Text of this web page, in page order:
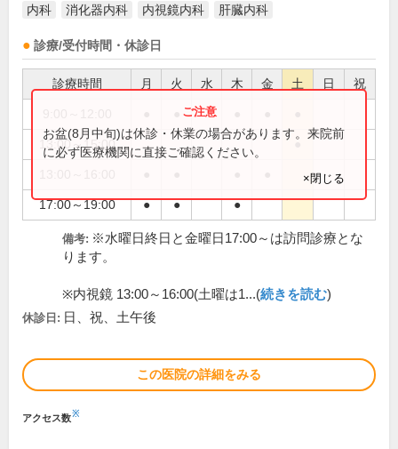
内科 消化器内科 内視鏡内科 肝臓内科
診療/受付時間・休診日
診療時間 月 火 水 木 金 土 日 祝
13:00～15:00 ●
17:00～19:00 ● ● ●
お盆(8月中旬)は休診・休業の場合があります。来院前
に必ず医療機関に直接ご確認ください。
×閉じる
備考: ※水曜日終日と金曜日17:00～は訪問診療とな
ります。
※内視鏡 13:00～16:00(土曜は1...(続きを読む)
休診日: 日、祝、土午後
この医院の詳細をみる
アクセス数※